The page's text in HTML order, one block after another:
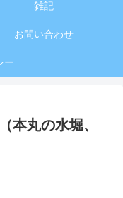
雑記
お問い合わせ
ー
本丸の水堀、